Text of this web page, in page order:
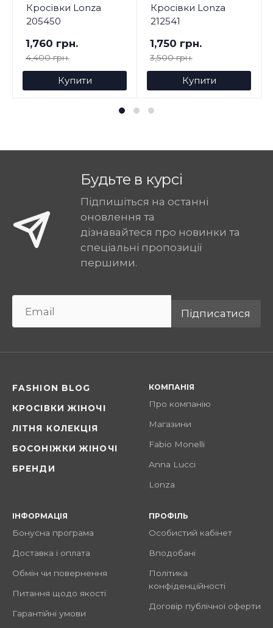
Кросівки Lonza
205450
1,760 грн.
4,400 грн.
Купити
Кросівки Lonza
212541
1,750 грн.
3,500 грн.
Купити
Будьте в курсі
Підпишіться на останні
оновлення та
дізнавайтеся про новинки та
спеціальні пропозиції
першими.
Підписатися
FASHION BLOG
КРОСІВКИ ЖІНОЧІ
ЛІТНЯ КОЛЕКЦІЯ
БОСОНІЖКИ ЖІНОЧІ
БРЕНДИ
КОМПАНІЯ
Про компанію
Магазини
Fabio Monelli
Anna Lucci
Lonza
ІНФОРМАЦІЯ
Бонусна програма
Доставка і оплата
Обмін чи повернення
Питання щодо якості
Гарантійні умови
ПРОФІЛЬ
Особистий кабінет
Вподобані
Політика
конфіденційності
Договір публічної оферти